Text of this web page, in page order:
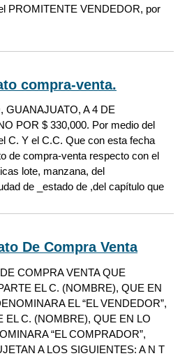
PROMITENTE VENDEDOR, por
compra-venta.
GUANAJUATO, A 4 DE
POR $ 330,000. Por medio del
C. Y el C.C. Que con esta fecha
de compra-venta respecto con el
lote, manzana, del
de _estado de ,del capítulo que
De Compra Venta
COMPRA VENTA QUE
EL C. (NOMBRE), QUE EN
EL “EL VENDEDOR”,
EL C. (NOMBRE), QUE EN LO
“EL COMPRADOR”,
A LOS SIGUIENTES: A N T